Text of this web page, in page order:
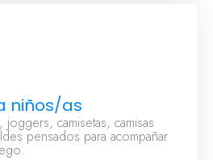
niños/as
camisetas, camisas
pensados para acompañar